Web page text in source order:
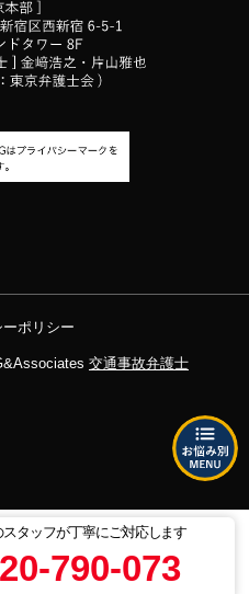
タッフが丁寧にご対応します
790-073
ポリシー
交通事故弁護士